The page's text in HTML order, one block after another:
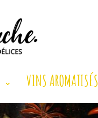
VINS AROMATISÉS